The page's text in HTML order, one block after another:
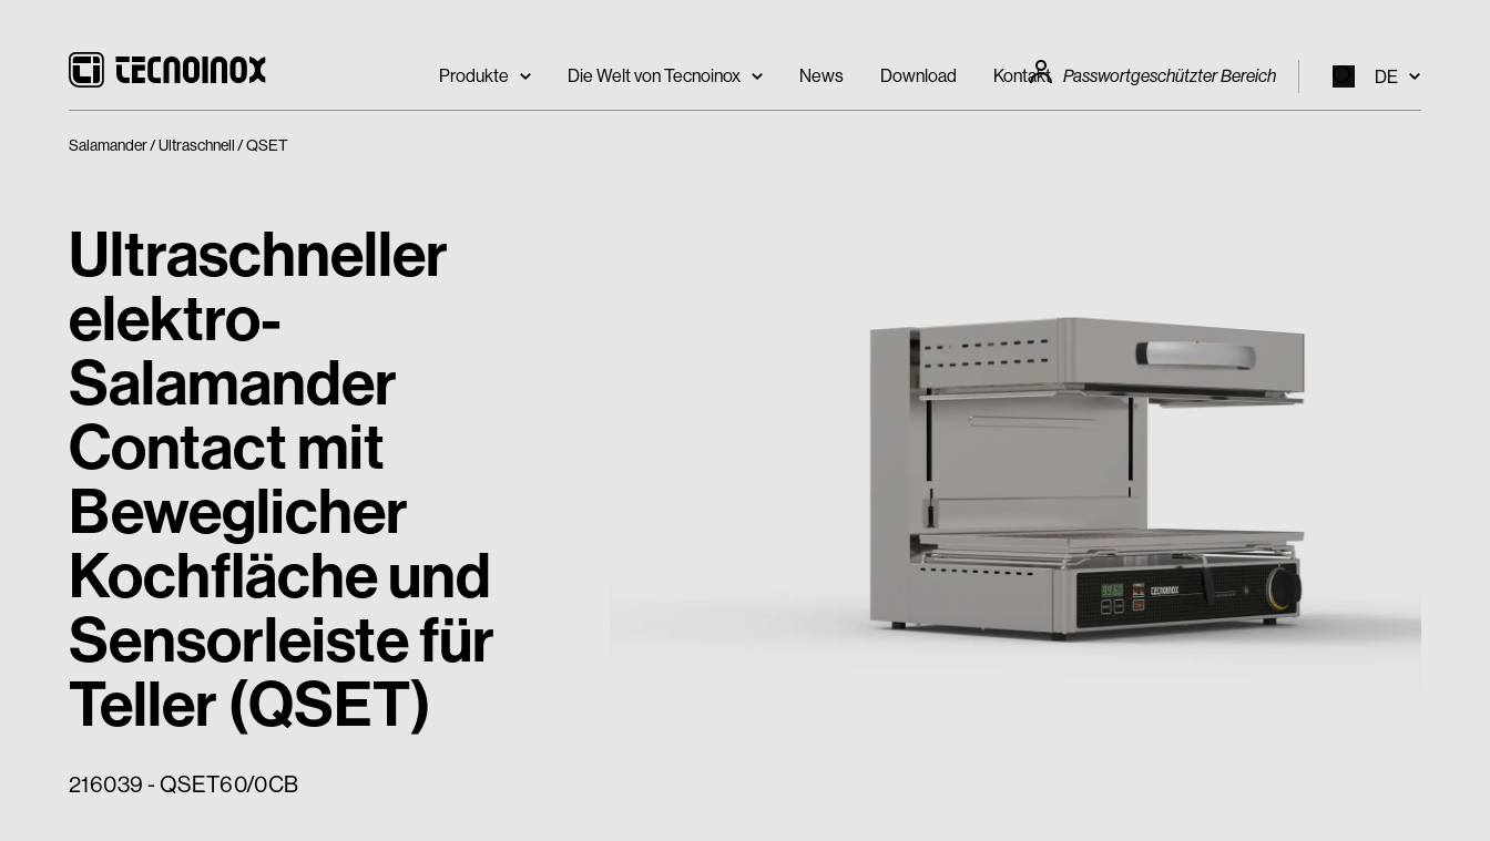
Produkte Die Welt von Tecnoinox News Download Kontakt Passwortgeschützter Bereich DE
Salamander Ultraschnell QSET
Ultraschneller
elektro-
Salamander
Contact mit
Beweglicher
Kochfläche und
Sensorleiste für
Teller (QSET)
216039 - QSET60/0CB